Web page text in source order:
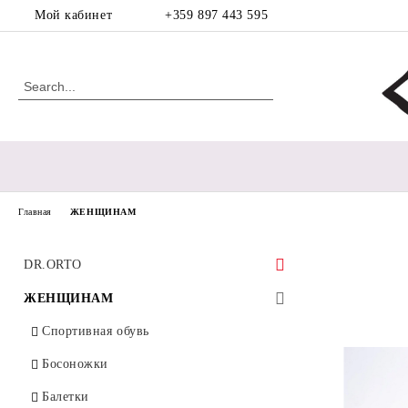
Мой кабинет +359 897 443 595
DR.ORTO
Ортопедическая обувь для
диабетической стопы
Ортопедическая обувь для мозолей
ЖЕНЩИНАМ
Спортивная обувь
Босоножки
Балетки
Главная ЖЕНЩИНАМ